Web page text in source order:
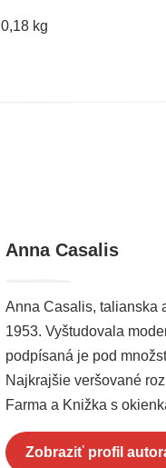
0,18 kg
Anna Casalis
Anna Casalis, talianska
1953. Vyštudovala
podpísaná je pod
Najkrajšie veršované
Farma a Knižka s
Zobraziť profil